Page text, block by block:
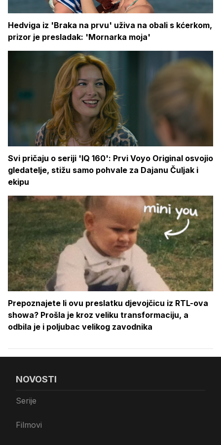
Hedviga iz 'Braka na prvu' uživa na obali s kćerkom,
prizor je presladak: 'Mornarka moja'
Svi pričaju o seriji 'IQ 160': Prvi Voyo Original osvojio
gledatelje, stižu samo pohvale za Dajanu Čuljak i
ekipu
Prepoznajete li ovu preslatku djevojčicu iz RTL-ova
showa? Prošla je kroz veliku transformaciju, a
odbila je i poljubac velikog zavodnika
NOVOSTI
Serije
Filmovi